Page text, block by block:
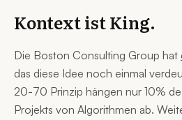
Kontext ist King.
Die Boston Consulting Group hat
das diese Idee noch einmal
20-70 Prinzip hängen nur 10%
Projekts von Algorithmen ab.